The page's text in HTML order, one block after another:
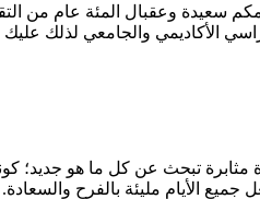
سعيدة وعقبال المئة عام من
الأكاديمي والجامعي لذلك
تبحث عن كل ما هو جديد؛
الأيام مليئة بالفرح والسعادة.